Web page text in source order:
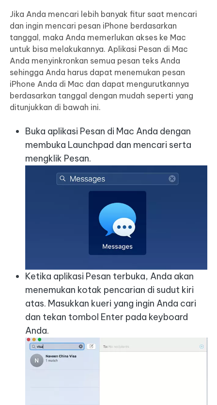
Jika Anda mencari lebih banyak fitur saat mencari
dan ingin mencari pesan iPhone berdasarkan
tanggal, maka Anda memerlukan akses ke Mac
untuk bisa melakukannya. Aplikasi Pesan di Mac
Anda menyinkronkan semua pesan teks Anda
sehingga Anda harus dapat menemukan pesan
iPhone Anda di Mac dan dapat mengurutkannya
berdasarkan tanggal dengan mudah seperti yang
ditunjukkan di bawah ini.
Buka aplikasi Pesan di Mac Anda dengan
membuka Launchpad dan mencari serta
mengklik Pesan.
Ketika aplikasi Pesan terbuka, Anda akan
menemukan kotak pencarian di sudut kiri
atas. Masukkan kueri yang ingin Anda cari
dan tekan tombol Enter pada keyboard
Anda.